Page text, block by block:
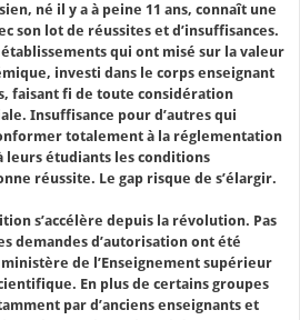
né il y a à peine 11 ans, connaît une
son lot de réussites et d’insuffisances.
qui ont misé sur la valeur
investi dans le corps enseignant
faisant fi de toute considération
Insuffisance pour d’autres qui
totalement à la réglementation
étudiants les conditions
réussite. Le gap risque de s’élargir.
s’accélère depuis la révolution. Pas
demandes d’autorisation ont été
de l’Enseignement supérieur
En plus de certains groupes
par d’anciens enseignants et